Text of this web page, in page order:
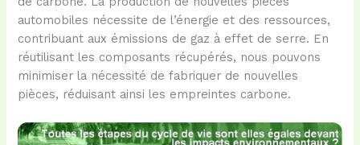
automobiles nécessite de l’énergie et des ressources,
contribuant aux émissions de gaz à effet de serre. En
réutilisant les composants récupérés, nous pouvons
minimiser la nécessité de fabriquer de nouvelles
pièces, réduisant ainsi les empreintes carbone.